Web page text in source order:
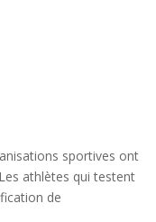
sportives ont
athlètes qui testent
de